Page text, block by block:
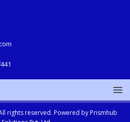
rights reserved. Powered by Prismhub